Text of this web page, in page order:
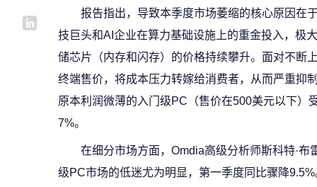
报告指出，导致本季度市场萎缩的核心原因在
技巨头和AI企业在算力基础设施上的重金投入，极
储芯片（内存和闪存）的价格持续攀升。面对不断
终端售价，将成本压力转嫁给消费者，从而严重抑
原本利润微薄的入门级PC（售价在500美元以下）
7%。
在细分市场方面，Omdia高级分析师斯科特·
级PC市场的低迷尤为明显，第一季度同比骤降